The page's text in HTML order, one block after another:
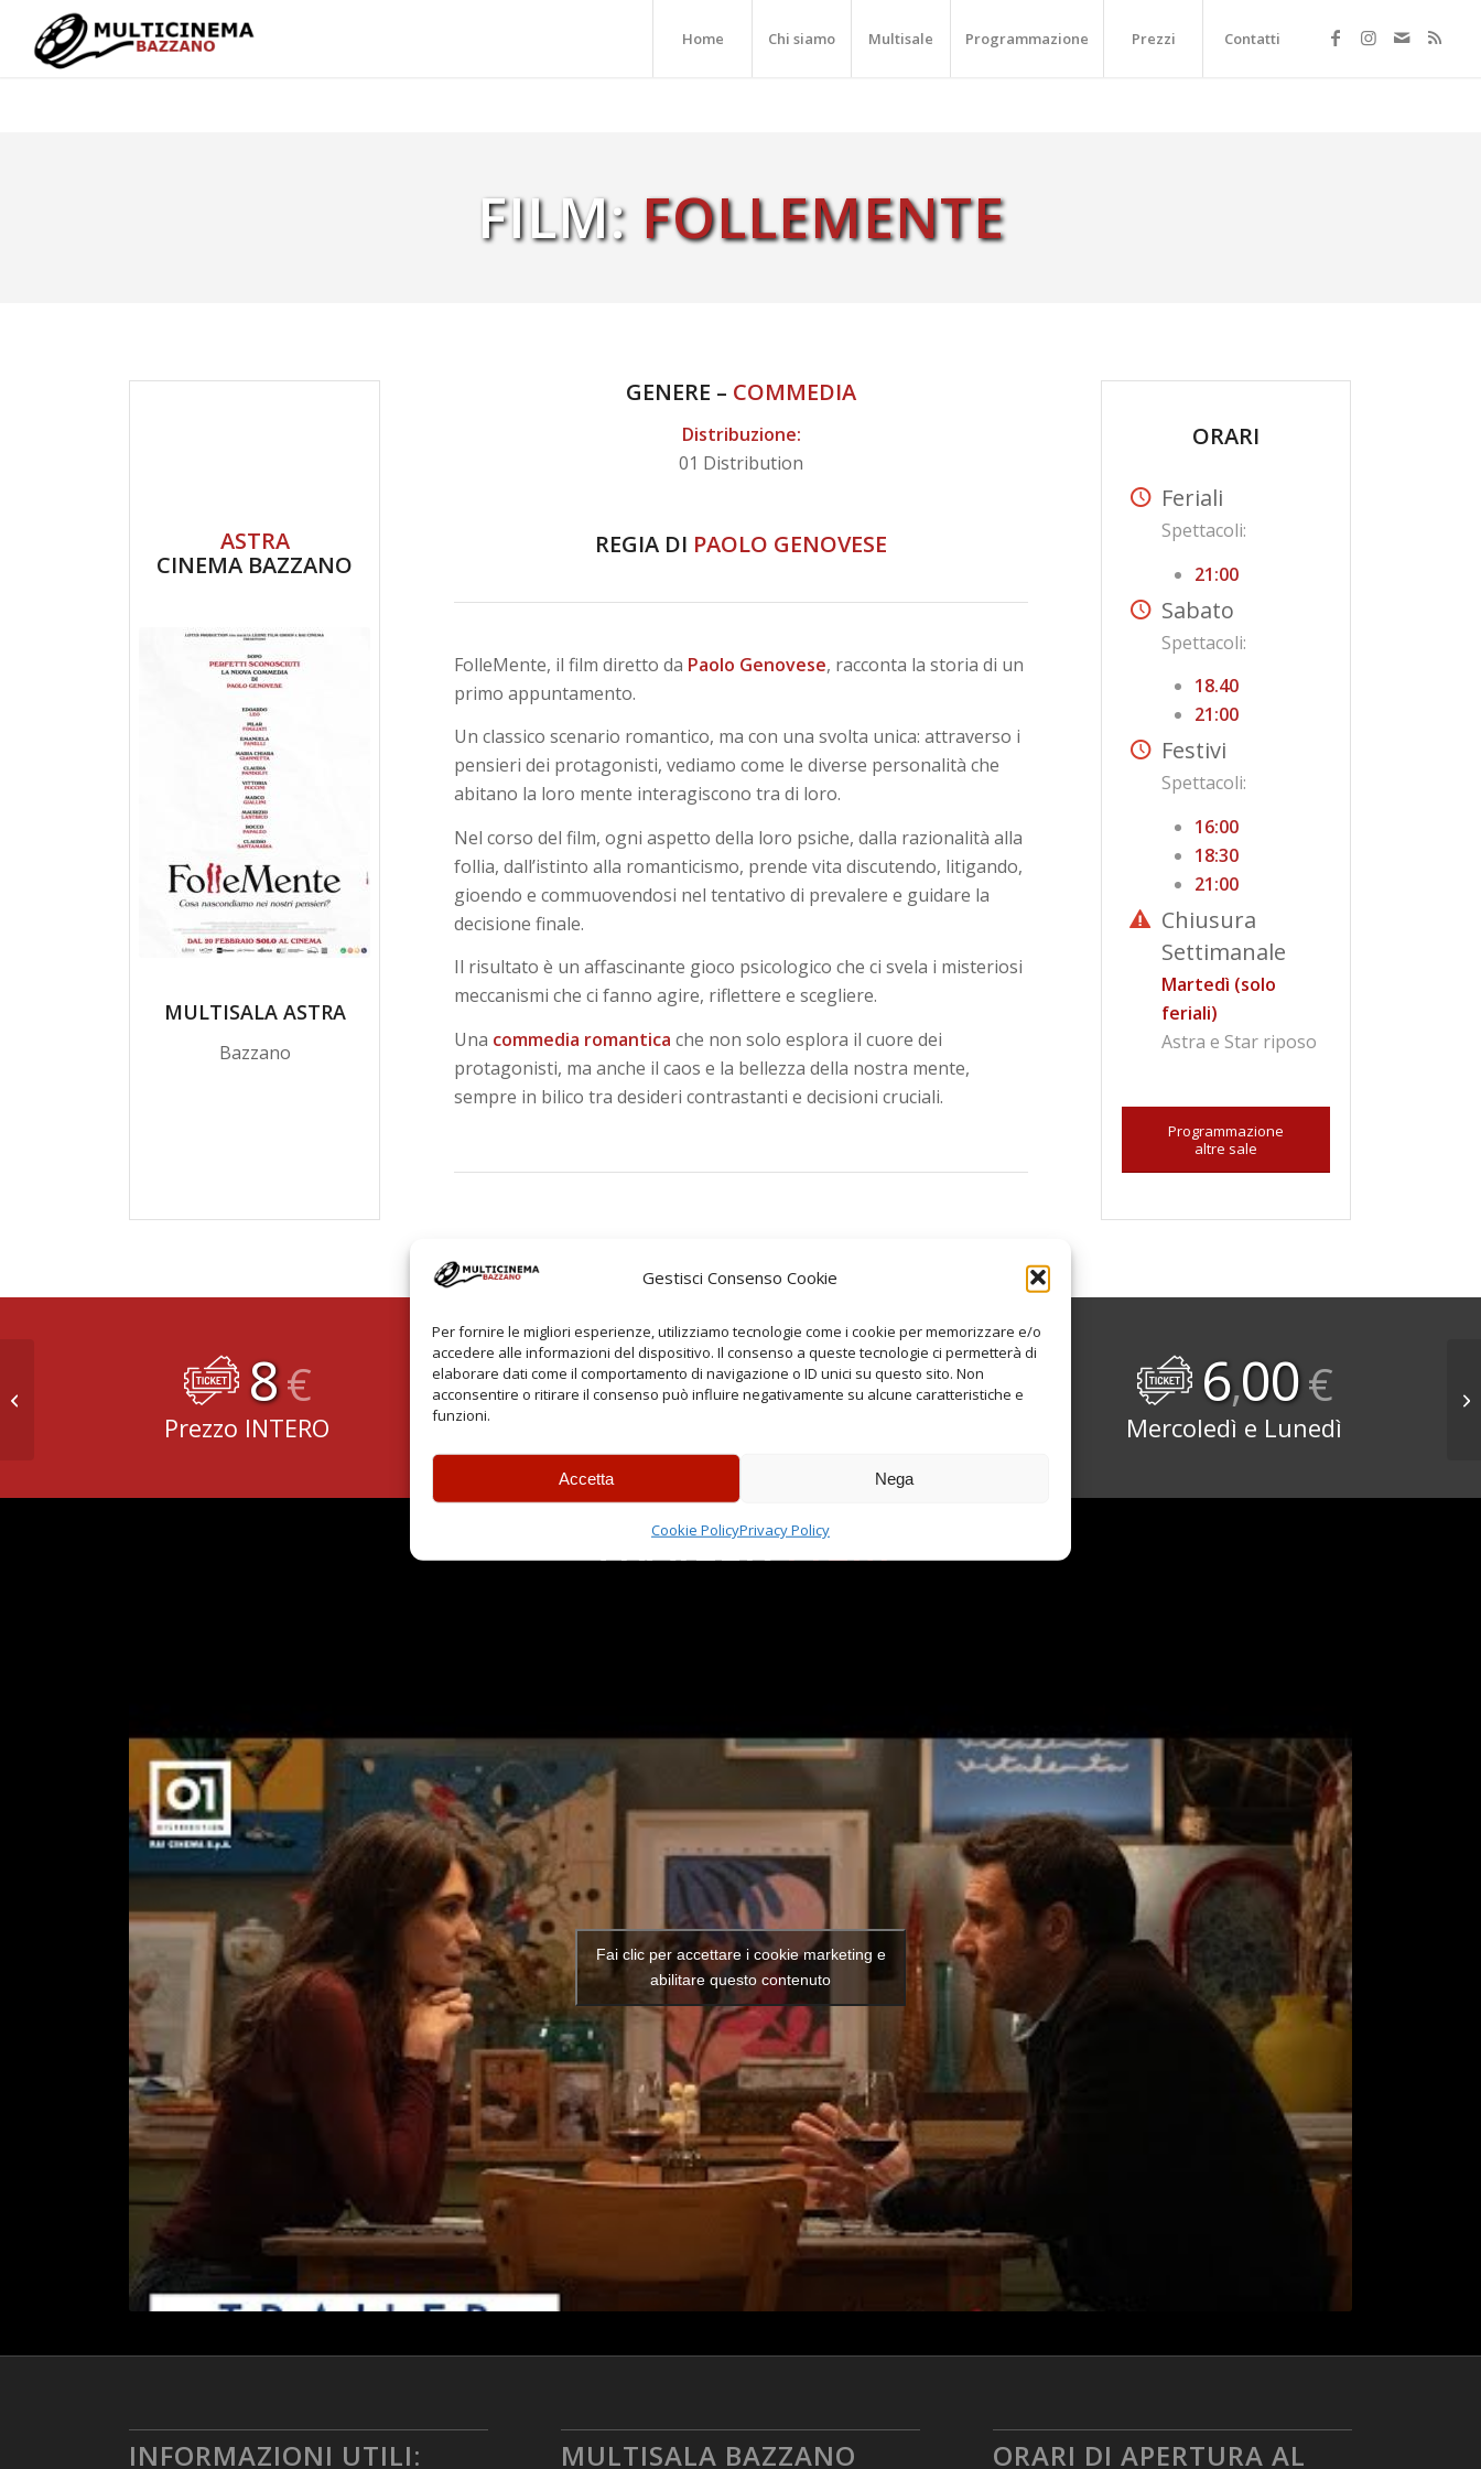
Gestisci Consenso Cookie
Per fornire le migliori esperienze, utilizziamo tecnologie come i cookie per memorizzare e/o
accedere alle informazioni del dispositivo. Il consenso a queste tecnologie ci permetterà di
elaborare dati come il comportamento di navigazione o ID unici su questo sito. Non
acconsentire o ritirare il consenso può influire negativamente su alcune caratteristiche e
funzioni.
Accetta Nega
Cookie PolicyPrivacy Policy
Home Chi siamo Multisale Programmazione Prezzi Contatti
FILM: FOLLEMENTE
ASTRA
CINEMA BAZZANO
MULTISALA ASTRA
Bazzano
GENERE – COMMEDIA
Distribuzione:
01 Distribution
REGIA DI PAOLO GENOVESE
FolleMente, il film diretto da Paolo Genovese, racconta la storia di un
primo appuntamento.
Un classico scenario romantico, ma con una svolta unica: attraverso i
pensieri dei protagonisti, vediamo come le diverse personalità che
abitano la loro mente interagiscono tra di loro.
Nel corso del film, ogni aspetto della loro psiche, dalla razionalità alla
follia, dall’istinto alla romanticismo, prende vita discutendo, litigando,
gioendo e commuovendosi nel tentativo di prevalere e guidare la
decisione finale.
Il risultato è un affascinante gioco psicologico che ci svela i misteriosi
meccanismi che ci fanno agire, riflettere e scegliere.
Una commedia romantica che non solo esplora il cuore dei
protagonisti, ma anche il caos e la bellezza della nostra mente,
sempre in bilico tra desideri contrastanti e decisioni cruciali.
ORARI
Feriali
Spettacoli:
21:00
Sabato
Spettacoli:
18.40
21:00
Festivi
Spettacoli:
16:00
18:30
21:00
Chiusura
Settimanale
Martedì (solo
feriali)
Astra e Star riposo
Programmazione
altre sale
8€
Prezzo INTERO
6,00€ 6,00€
Mercoledì e Lunedì
TRAILERFILM
Fai clic per accettare i cookie marketing e
abilitare questo contenuto
INFORMAZIONI UTILI: MULTISALA BAZZANO ORARI DI APERTURA AL